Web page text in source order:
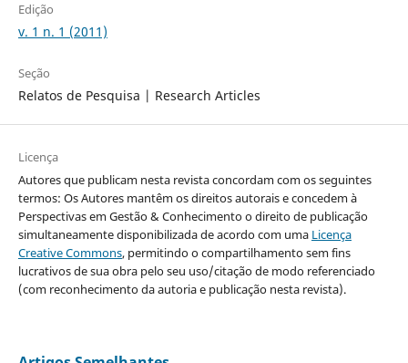
Edição
v. 1 n. 1 (2011)
Seção
Relatos de Pesquisa | Research Articles
Licença
Autores que publicam nesta revista concordam com os seguintes
termos: Os Autores mantêm os direitos autorais e concedem à
Perspectivas em Gestão & Conhecimento o direito de publicação
simultaneamente disponibilizada de acordo com uma Licença
Creative Commons, permitindo o compartilhamento sem fins
lucrativos de sua obra pelo seu uso/citação de modo referenciado
(com reconhecimento da autoria e publicação nesta revista).